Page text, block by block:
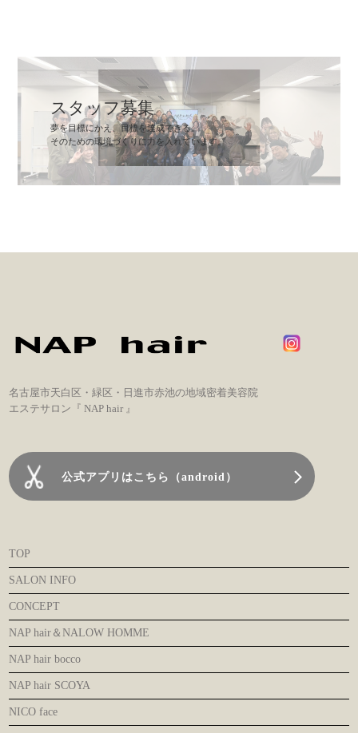
スタッフ募集
夢を目標にかえ、目標を達成できる。
そのための環境づくりに力を入れています。
名古屋市天白区・緑区・日進市赤池の地域密着美容院
エステサロン『 NAP hair 』
公式アプリはこちら（android）
TOP
SALON INFO
CONCEPT
NAP hair＆NALOW HOMME
NAP hair bocco
NAP hair SCOYA
NICO face